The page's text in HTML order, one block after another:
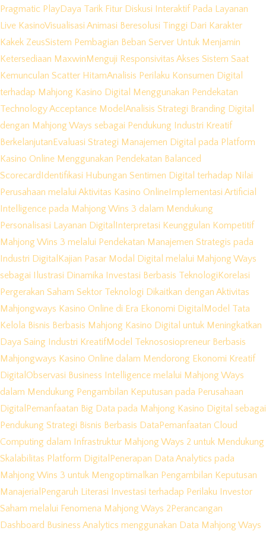
Pragmatic PlayDaya Tarik Fitur Diskusi Interaktif Pada Layanan
Live KasinoVisualisasi Animasi Beresolusi Tinggi Dari Karakter
Kakek ZeusSistem Pembagian Beban Server Untuk Menjamin
Ketersediaan Maxwin Menguji Responsivitas Akses Sistem Saat
Kemunculan Scatter HitamAnalisis Perilaku Konsumen Digital
terhadap Mahjong Kasino Digital Menggunakan Pendekatan
Technology Acceptance Model Analisis Strategi Branding Digital
dengan Mahjong Ways sebagai Pendukung Industri Kreatif
Berkelanjutan Evaluasi Strategi Manajemen Digital pada Platform
Kasino Online Menggunakan Pendekatan Balanced
Scorecard Identifikasi Hubungan Sentimen Digital terhadap Nilai
Perusahaan melalui Aktivitas Kasino Online Implementasi Artificial
Intelligence pada Mahjong Wins 3 dalam Mendukung
Personalisasi Layanan Digital Interpretasi Keunggulan Kompetitif
Mahjong Wins 3 melalui Pendekatan Manajemen Strategis pada
Industri Digital Kajian Pasar Modal Digital melalui Mahjong Ways
sebagai Ilustrasi Dinamika Investasi Berbasis Teknologi Korelasi
Pergerakan Saham Sektor Teknologi Dikaitkan dengan Aktivitas
Mahjongways Kasino Online di Era Ekonomi Digital Model Tata
Kelola Bisnis Berbasis Mahjong Kasino Digital untuk Meningkatkan
Daya Saing Industri KreatifModel Teknososiopreneur Berbasis
Mahjongways Kasino Online dalam Mendorong Ekonomi Kreatif
Digital Observasi Business Intelligence melalui Mahjong Ways
dalam Mendukung Pengambilan Keputusan pada Perusahaan
Digital Pemanfaatan Big Data pada Mahjong Kasino Digital sebagai
Pendukung Strategi Bisnis Berbasis Data Pemanfaatan Cloud
Computing dalam Infrastruktur Mahjong Ways 2 untuk Mendukung
Skalabilitas Platform Digital Penerapan Data Analytics pada
Mahjong Wins 3 untuk Mengoptimalkan Pengambilan Keputusan
Manajerial Pengaruh Literasi Investasi terhadap Perilaku Investor
Saham melalui Fenomena Mahjong Ways 2 Perancangan
Dashboard Business Analytics menggunakan Data Mahjong Ways